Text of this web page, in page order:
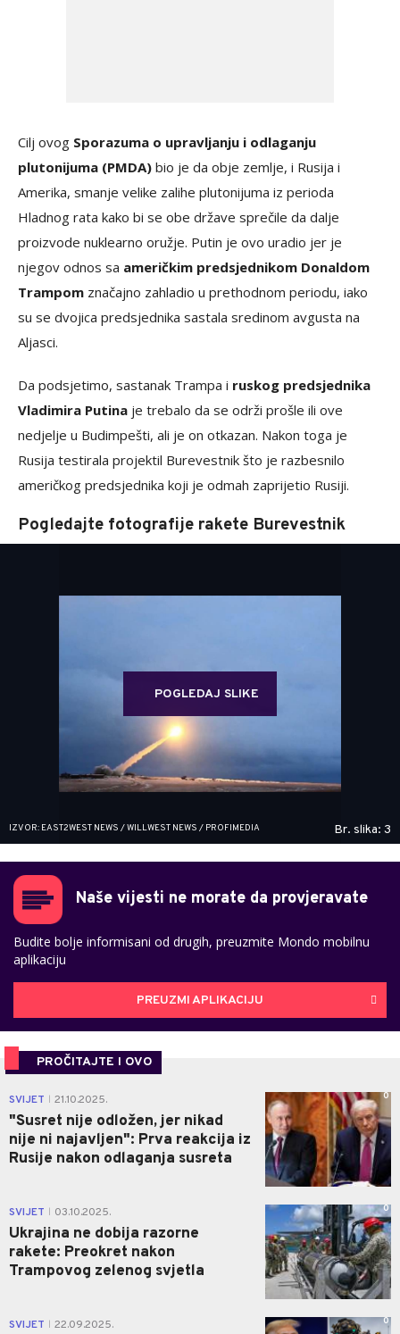
Cilj ovog Sporazuma o upravljanju i odlaganju
plutonijuma (PMDA) bio je da obje zemlje, i Rusija i
Amerika, smanje velike zalihe plutonijuma iz perioda
Hladnog rata kako bi se obe države sprečile da dalje
proizvode nuklearno oružje. Putin je ovo uradio jer je
njegov odnos sa američkim predsjednikom Donaldom
Trampom značajno zahladio u prethodnom periodu, iako
su se dvojica predsjednika sastala sredinom avgusta na
Aljasci.
Da podsjetimo, sastanak Trampa i ruskog predsjednika
Vladimira Putina je trebalo da se održi prošle ili ove
nedjelje u Budimpešti, ali je on otkazan. Nakon toga je
Rusija testirala projektil Burevestnik što je razbesnilo
američkog predsjednika koji je odmah zaprijetio Rusiji.
Pogledajte fotografije rakete Burevestnik
POGLEDAJ SLIKE
IZVOR: EAST2WEST NEWS / WILLWEST NEWS / PROFIMEDIA Br. slika: 3
Naše vijesti ne morate da provjeravate
Budite bolje informisani od drugih, preuzmite Mondo mobilnu
aplikaciju
PREUZMI APLIKACIJU
PROČITAJTE I OVO
SVIJET 21.10.2025.
"Susret nije odložen, jer nikad
nije ni najavljen": Prva reakcija iz
Rusije nakon odlaganja susreta
0
SVIJET 03.10.2025.
Ukrajina ne dobija razorne
rakete: Preokret nakon
Trampovog zelenog svjetla
0
SVIJET 22.09.2025. 0